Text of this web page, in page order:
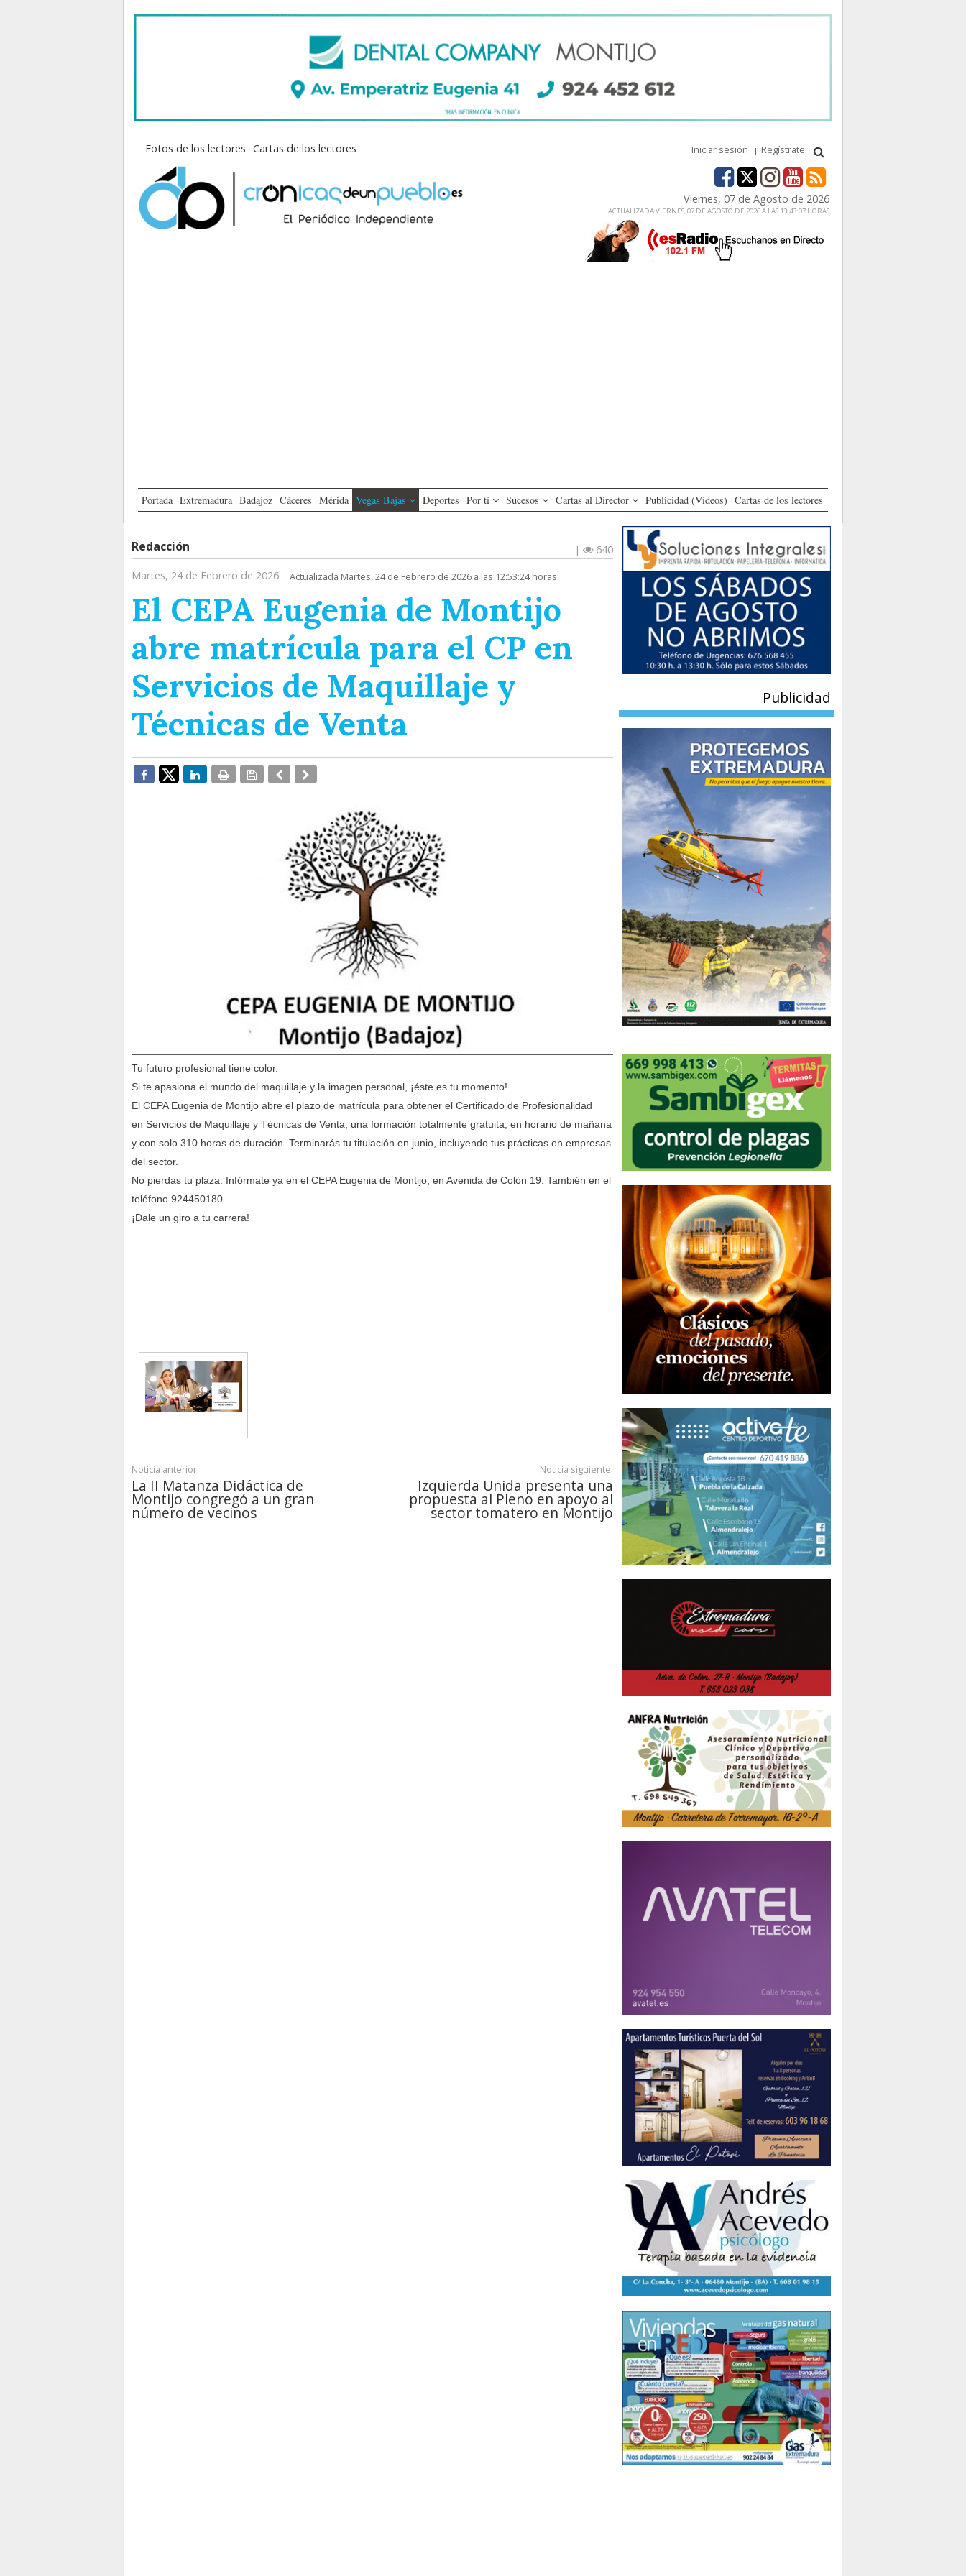
Fotos de los lectores Cartas de los lectores Iniciar sesión Regístrate
Viernes, 07 de Agosto de 2026
ACTUALIZADA VIERNES, 07 DE AGOSTO DE 2026 A LAS 13:43:07 HORAS
Portada Extremadura Badajoz Cáceres Mérida Vegas Bajas Deportes Por tí Sucesos Cartas al Director Publicidad (Vídeos) Cartas de los lectores
Redacción |
640
Martes, 24 de Febrero de 2026
Actualizada Martes, 24 de Febrero de 2026 a las 12:53:24 horas
El CEPA Eugenia de Montijo
abre matrícula para el CP en
Servicios de Maquillaje y
Técnicas de Venta
Tu futuro profesional tiene color.
Si te apasiona el mundo del maquillaje y la imagen personal, ¡éste es tu momento!
El CEPA Eugenia de Montijo abre el plazo de matrícula para obtener el Certificado de Profesionalidad
en Servicios de Maquillaje y Técnicas de Venta, una formación totalmente gratuita, en horario de mañana
y con solo 310 horas de duración. Terminarás tu titulación en junio, incluyendo tus prácticas en empresas
del sector.
No pierdas tu plaza. Infórmate ya en el CEPA Eugenia de Montijo, en Avenida de Colón 19. También en el
teléfono 924450180.
¡Dale un giro a tu carrera!
Noticia anterior:
La II Matanza Didáctica de
Montijo congregó a un gran
número de vecinos
Noticia siguiente:
Izquierda Unida presenta una
propuesta al Pleno en apoyo al
sector tomatero en Montijo
Publicidad